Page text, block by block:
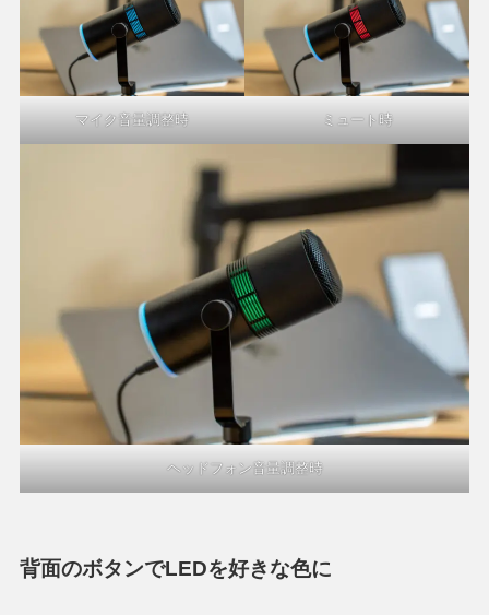
マイク音量調整時 ミュート時
ヘッドフォン音量調整時
背面のボタンでLEDを好きな色に